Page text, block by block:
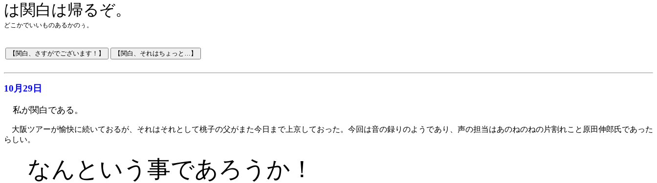
は関白は帰るぞ。
どこかでいいものあるかのぅ。
10月29日
私が関白である。
大阪ツアーが愉快に続いておるが、それはそれとして桃子の父がまた今日まで上京しておった。今回は音の録りのようであり、声の担当はあのねのねの片割れこと原田伸郎氏であった
らしい。
なんという事であろうか！